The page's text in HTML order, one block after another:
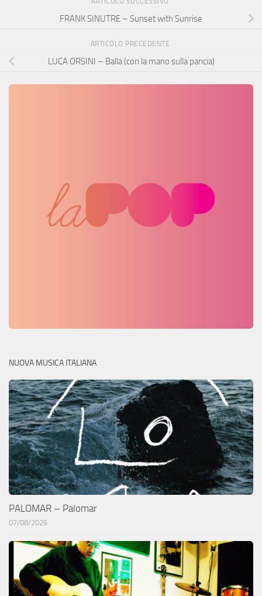
FRANK SINUTRE – Sunset with Sunrise
ARTICOLO PRECEDENTE
LUCA ORSINI – Balla (con la mano sulla pancia)
NUOVA MUSICA ITALIANA
PALOMAR – Palomar
07/08/2026